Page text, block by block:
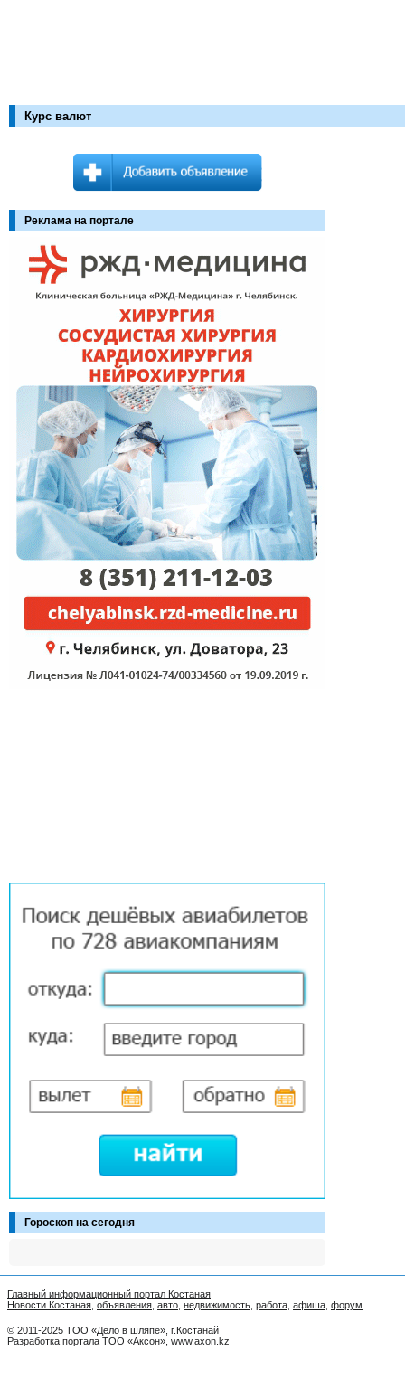
Курс валют
Реклама на портале
Гороскоп на сегодня
Главный информационный портал Костаная
Новости Костаная объявления авто недвижимость работа афиша форум
© 2011-2025 ТОО «Дело в шляпе», г.Костанай
Разработка портала ТОО «Аксон» www.axon.kz